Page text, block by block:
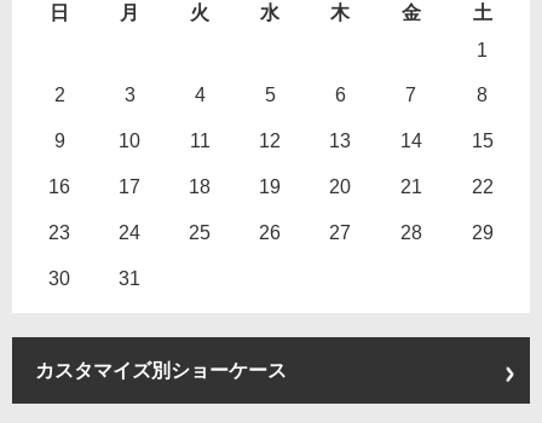
日 月 火 水 木 金
土
1
2 3 4 5 6 7 8
9 10 11 12 13 14 15
16 17 18 19 20 21 22
23 24 25 26 27 28 29
30 31
カスタマイズ別ショーケース